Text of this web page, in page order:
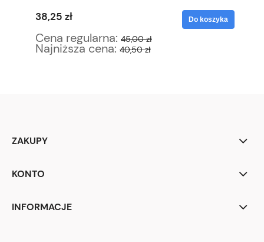
38,25 zł
Cena regularna: 45,00 zł
Najniższa cena: 40,50 zł
Do koszyka
ZAKUPY
KONTO
INFORMACJE